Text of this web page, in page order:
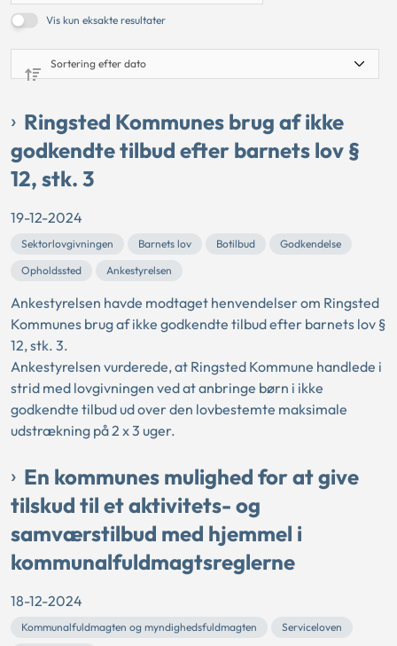
Vis kun eksakte resultater
Ringsted Kommunes brug af ikke
godkendte tilbud efter barnets lov §
12, stk. 3
19-12-2024
Sektorlovgivningen Barnets lov Botilbud
Godkendelse
Opholdssted
Ankestyrelsen
Ankestyrelsen havde modtaget henvendelser om Ringsted
Kommunes brug af ikke godkendte tilbud efter barnets lov §
12, stk. 3.
Ankestyrelsen vurderede, at Ringsted Kommune handlede i
strid med lovgivningen ved at anbringe børn i ikke
godkendte tilbud ud over den lovbestemte maksimale
udstrækning på 2 x 3 uger.
En kommunes mulighed for at give
tilskud til et aktivitets- og
samværstilbud med hjemmel i
kommunalfuldmagtsreglerne
18-12-2024
Kommunalfuldmagten og myndighedsfuldmagten
Serviceloven